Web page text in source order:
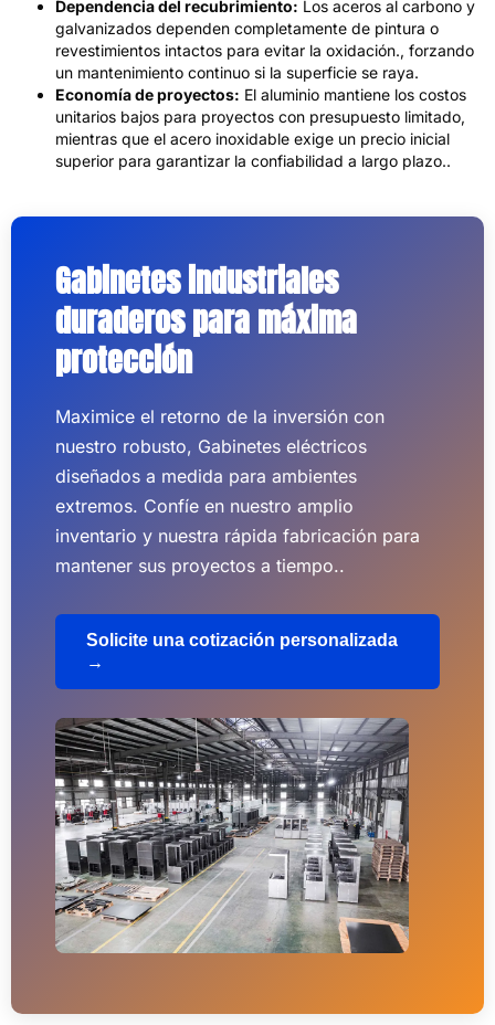
Dependencia del recubrimiento: Los aceros al carbono y
galvanizados dependen completamente de pintura o
revestimientos intactos para evitar la oxidación., forzando
un mantenimiento continuo si la superficie se raya.
Economía de proyectos: El aluminio mantiene los costos
unitarios bajos para proyectos con presupuesto limitado,
mientras que el acero inoxidable exige un precio inicial
superior para garantizar la confiabilidad a largo plazo..
Gabinetes industriales
duraderos para máxima
protección
Maximice el retorno de la inversión con
nuestro robusto, Gabinetes eléctricos
diseñados a medida para ambientes
extremos. Confíe en nuestro amplio
inventario y nuestra rápida fabricación para
mantener sus proyectos a tiempo..
Solicite una cotización personalizada
→